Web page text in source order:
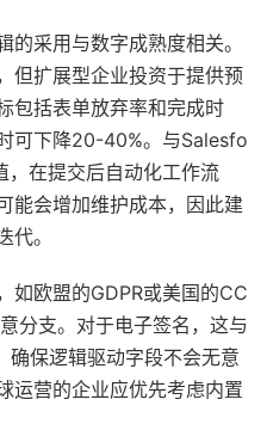
采用与数字成熟度相关。
但扩展型企业投资于提供预
包括表单放弃率和完成时
可下降20-40%。与Salesfo
，在提交后自动化工作流
能会增加维护成本，因此建
。
如欧盟的GDPR或美国的CC
分支。对于电子签名，这与
确保逻辑驱动字段不会无意
运营的企业应优先考虑内置